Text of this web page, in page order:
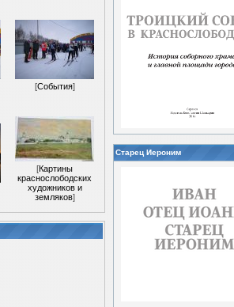
[События]
[Картины
краснослободских
художников и
земляков]
Старец Иероним